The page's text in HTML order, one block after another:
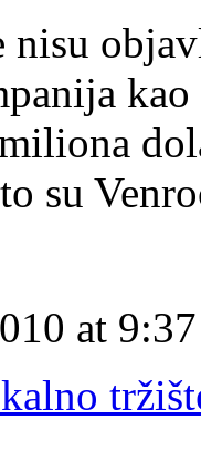
su
at